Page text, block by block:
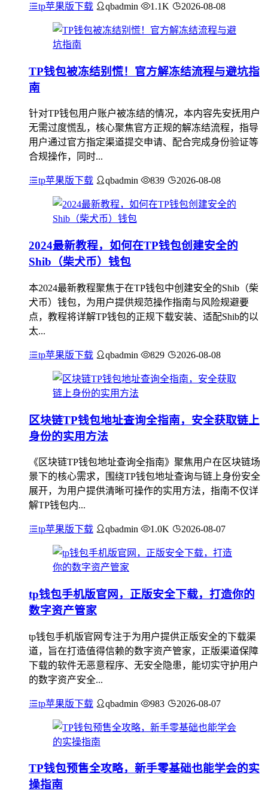
tp苹果版下载 qbadmin 1.1K 2026-08-08
TP钱包被冻结别慌！官方解冻结流程与避坑指
南
针对TP钱包用户账户被冻结的情况，本内容先安抚用户
无需过度慌乱，核心聚焦官方正规的解冻结流程，指导
用户通过官方指定渠道提交申请、配合完成身份验证等
合规操作，同时...
tp苹果版下载 qbadmin 839 2026-08-08
2024最新教程，如何在TP钱包创建安全的
Shib（柴犬币）钱包
本2024最新教程聚焦于在TP钱包中创建安全的Shib（柴
犬币）钱包，为用户提供规范操作指南与风险规避要
点，教程将详解TP钱包的正规下载安装、适配Shib的以
太...
tp苹果版下载 qbadmin 829 2026-08-08
区块链TP钱包地址查询全指南，安全获取链上
身份的实用方法
《区块链TP钱包地址查询全指南》聚焦用户在区块链场
景下的核心需求，围绕TP钱包地址查询与链上身份安全
展开，为用户提供清晰可操作的实用方法，指南不仅详
解TP钱包内...
tp苹果版下载 qbadmin 1.0K 2026-08-07
tp钱包手机版官网，正版安全下载，打造你的
数字资产管家
tp钱包手机版官网专注于为用户提供正版安全的下载渠
道，旨在打造值得信赖的数字资产管家，正版渠道保障
下载的软件无恶意程序、无安全隐患，能切实守护用户
的数字资产安全...
tp苹果版下载 qbadmin 983 2026-08-07
TP钱包预售全攻略，新手零基础也能学会的实
操指南